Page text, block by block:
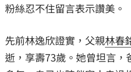
粉絲忍不住留言表示讚美。
先前林逸欣證實，父親林春
逝，享壽73歲。她曾坦言，